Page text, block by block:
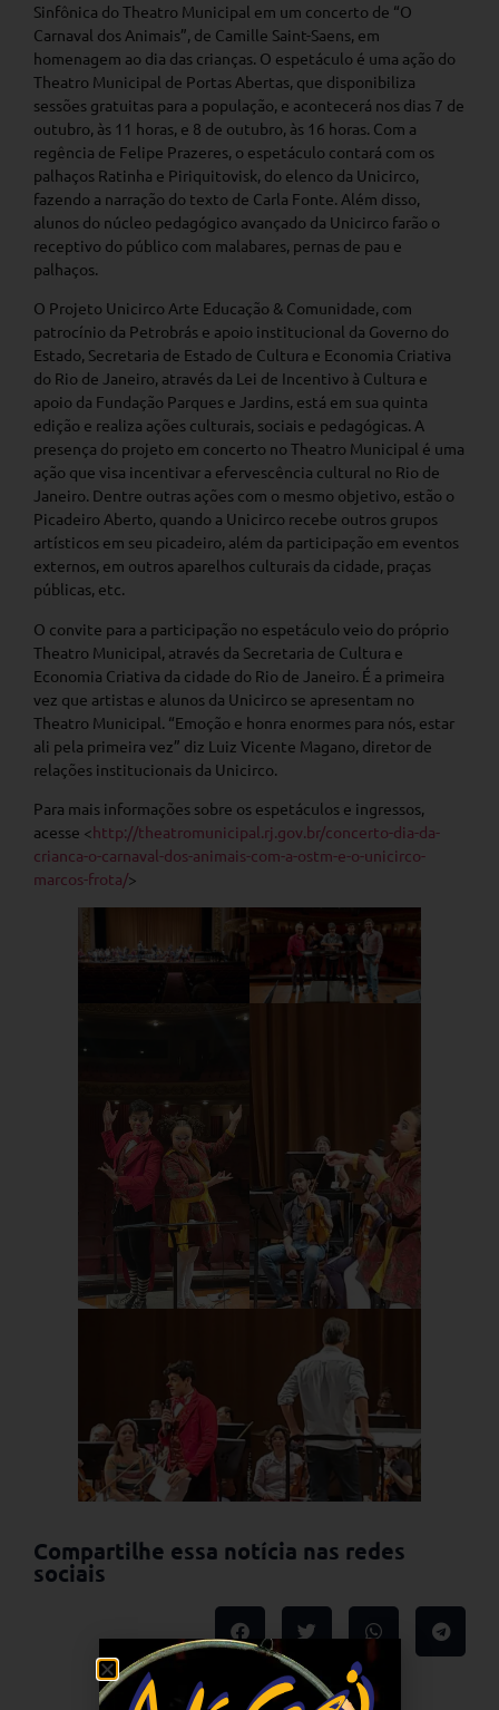
Sinfônica do Theatro Municipal em um concerto de “O
Carnaval dos Animais”, de Camille Saint-Saens, em
homenagem ao dia das crianças. O espetáculo é uma ação do
Theatro Municipal de Portas Abertas, que disponibiliza
sessões gratuitas para a população, e acontecerá nos dias 7 de
outubro, às 11 horas, e 8 de outubro, às 16 horas. Com a
regência de Felipe Prazeres, o espetáculo contará com os
palhaços Ratinha e Piriquitovisk, do elenco da Unicirco,
fazendo a narração do texto de Carla Fonte. Além disso,
alunos do núcleo pedagógico avançado da Unicirco farão o
receptivo do público com malabares, pernas de pau e
palhaços.
O Projeto Unicirco Arte Educação & Comunidade, com
patrocínio da Petrobrás e apoio institucional da Governo do
Estado, Secretaria de Estado de Cultura e Economia Criativa
do Rio de Janeiro, através da Lei de Incentivo à Cultura e
apoio da Fundação Parques e Jardins, está em sua quinta
edição e realiza ações culturais, sociais e pedagógicas. A
presença do projeto em concerto no Theatro Municipal é uma
ação que visa incentivar a efervescência cultural no Rio de
Janeiro. Dentre outras ações com o mesmo objetivo, estão o
Picadeiro Aberto, quando a Unicirco recebe outros grupos
artísticos em seu picadeiro, além da participação em eventos
externos, em outros aparelhos culturais da cidade, praças
públicas, etc.
O convite para a participação no espetáculo veio do próprio
Theatro Municipal, através da Secretaria de Cultura e
Economia Criativa da cidade do Rio de Janeiro. É a primeira
vez que artistas e alunos da Unicirco se apresentam no
Theatro Municipal. “Emoção e honra enormes para nós, estar
ali pela primeira vez” diz Luiz Vicente Magano, diretor de
relações institucionais da Unicirco.
Para mais informações sobre os espetáculos e ingressos,
acesse <http://theatromunicipal.rj.gov.br/concerto-dia-da-
crianca-o-carnaval-dos-animais-com-a-ostm-e-o-unicirco-
marcos-frota/>
Compartilhe essa notícia nas redes
sociais